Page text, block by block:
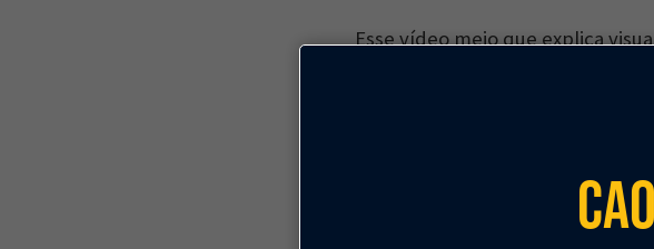
Esse vídeo meio que explica